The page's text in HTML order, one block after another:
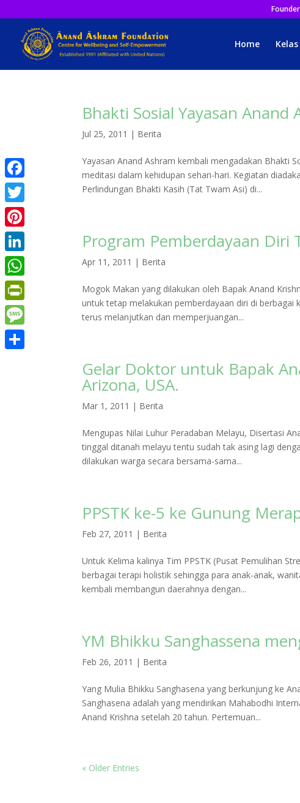
Founder
Home
Bhakti Sosial Yayasan Anand
Jul 25, 2011 | Berita
Yayasan Anand Ashram kembali mengadakan Bhakti
meditasi dalam kehidupan sehari-hari. Kegiatan
Perlindungan Bhakti Kasih (Tat Twam Asi) di...
Program Pemberdayaan Diri
Apr 11, 2011 | Berita
Mogok Makan yang dilakukan oleh Bapak Anand
untuk tetap melakukan pemberdayaan diri di berbagai
terus melanjutkan dan memperjuangan...
Gelar Doktor untuk Bapak
Arizona, USA.
Mar 1, 2011 | Berita
Mengupas Nilai Luhur Peradaban Melayu, Disertasi
tinggal ditanah melayu tentu sudah tak asing lagi
dilakukan warga secara bersama-sama...
PPSTK ke-5 ke Gunung
Feb 27, 2011 | Berita
Untuk Kelima kalinya Tim PPSTK (Pusat Pemulihan
berbagai terapi holistik sehingga para anak-anak,
kembali membangun daerahnya dengan...
YM Bhikku Sanghassena
Feb 26, 2011 | Berita
Yang Mulia Bhikku Sanghasena yang berkunjung ke
Sanghasena adalah yang mendirikan Mahabodhi
Anand Krishna setelah 20 tahun. Pertemuan...
« Older Entries
Facebook
Twitter
Pinterest
LinkedIn
WhatsApp
PrintFriendly
Message